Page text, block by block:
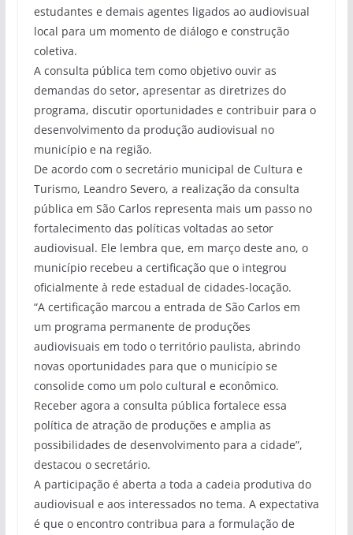
estudantes e demais agentes ligados ao audiovisual
local para um momento de diálogo e construção
coletiva.
A consulta pública tem como objetivo ouvir as
demandas do setor, apresentar as diretrizes do
programa, discutir oportunidades e contribuir para o
desenvolvimento da produção audiovisual no
município e na região.
De acordo com o secretário municipal de Cultura e
Turismo, Leandro Severo, a realização da consulta
pública em São Carlos representa mais um passo no
fortalecimento das políticas voltadas ao setor
audiovisual. Ele lembra que, em março deste ano, o
município recebeu a certificação que o integrou
oficialmente à rede estadual de cidades-locação.
“A certificação marcou a entrada de São Carlos em
um programa permanente de produções
audiovisuais em todo o território paulista, abrindo
novas oportunidades para que o município se
consolide como um polo cultural e econômico.
Receber agora a consulta pública fortalece essa
política de atração de produções e amplia as
possibilidades de desenvolvimento para a cidade”,
destacou o secretário.
A participação é aberta a toda a cadeia produtiva do
audiovisual e aos interessados no tema. A expectativa
é que o encontro contribua para a formulação de